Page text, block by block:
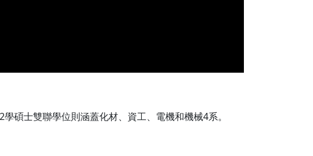
碩士雙聯學位則涵蓋化材、資工、電機和機械4系。